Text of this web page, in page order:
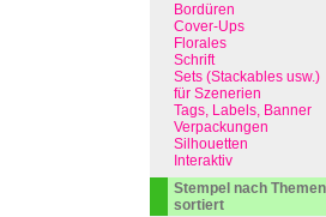
Bordüren
Cover-Ups
Florales
Schrift
Sets (Stackables usw.)
für Szenerien
Tags, Labels, Banner
Verpackungen
Silhouetten
Interaktiv
Stempel nach Themen
sortiert